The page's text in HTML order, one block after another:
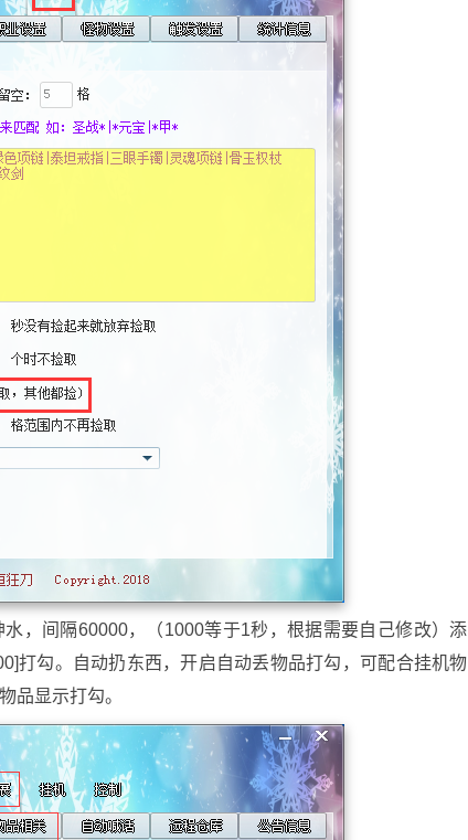
，间隔60000，（1000等于1秒，根据需要自己修改）添
打勾。自动扔东西，开启自动丢物品打勾，可配合挂机物
品显示打勾。